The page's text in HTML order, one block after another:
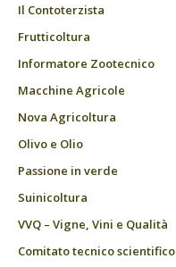
Il Contoterzista
Frutticoltura
Informatore Zootecnico
Macchine Agricole
Nova Agricoltura
Olivo e Olio
Passione in verde
Suinicoltura
VVQ – Vigne, Vini e Qualità
Comitato tecnico scientifico